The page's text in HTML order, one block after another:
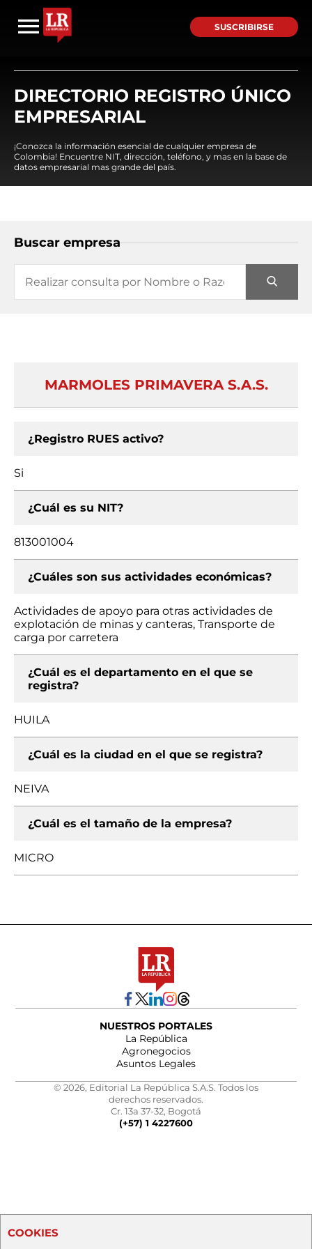
SUSCRIBIRSE
DIRECTORIO REGISTRO ÚNICO
EMPRESARIAL
¡Conozca la información esencial de cualquier empresa de
Colombia! Encuentre NIT, dirección, teléfono, y mas en la base de
datos empresarial mas grande del país.
Buscar empresa
MARMOLES PRIMAVERA S.A.S.
¿Registro RUES activo?
Si
¿Cuál es su NIT?
813001004
¿Cuáles son sus actividades económicas?
Actividades de apoyo para otras actividades de
explotación de minas y canteras, Transporte de
carga por carretera
¿Cuál es el departamento en el que se
registra?
HUILA
¿Cuál es la ciudad en el que se registra?
NEIVA
¿Cuál es el tamaño de la empresa?
MICRO
NUESTROS PORTALES
La República
Agronegocios
Asuntos Legales
© 2026, Editorial La República S.A.S. Todos los
derechos reservados.
Cr. 13a 37-32, Bogotá
(+57) 1 4227600
COOKIES